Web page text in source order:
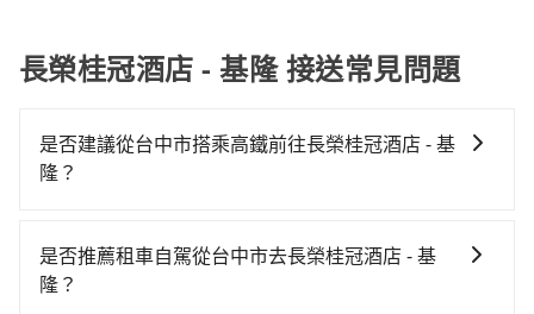
長榮桂冠酒店 - 基隆 接送常見問題
是否建議從台中市搭乘高鐵前往長榮桂冠酒店 - 基
隆？
乘坐舒適、較貴、費時！從最早06:05一直到23:03，台
中-南港一天最多有103班次高鐵可搭乘。假設從台中市
是否推薦租車自駕從台中市去長榮桂冠酒店 - 基
隆？